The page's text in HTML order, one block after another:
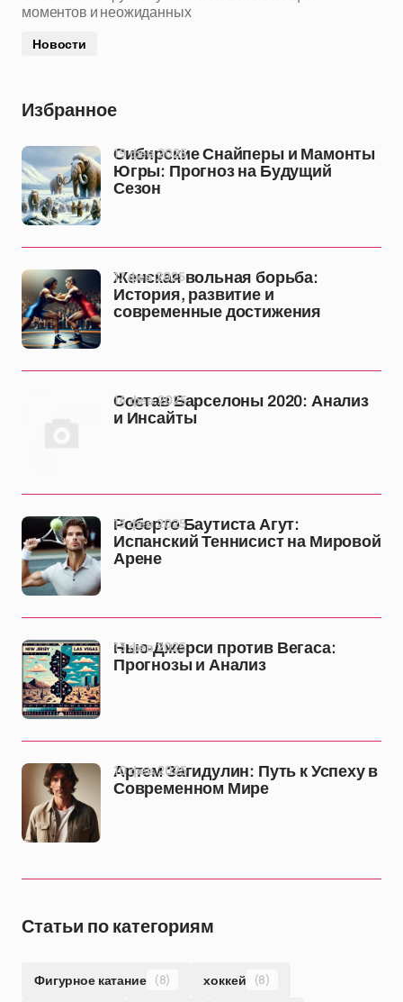
моментов и неожиданных
Новости
Избранное
Сибирские Снайперы и Мамонты
Югры: Прогноз на Будущий
Сезон
19 фев 2025
Женская вольная борьба:
История, развитие и
современные достижения
17 фев 2025
Состав Барселоны 2020: Анализ
и Инсайты
14 фев 2025
Роберто Баутиста Агут:
Испанский Теннисист на Мировой
Арене
13 фев 2025
Нью-Джерси против Вегаса:
Прогнозы и Анализ
13 фев 2025
Артем Загидулин: Путь к Успеху в
Современном Мире
10 фев 2025
Статьи по категориям
Фигурное катание (8) хоккей (8)